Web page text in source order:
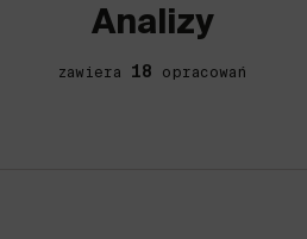
Analizy
zawiera 18 opracowań